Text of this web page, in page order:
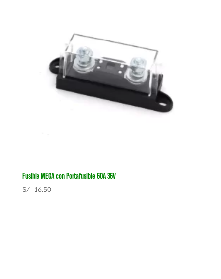
Fusible MEGA con Portafusible 60A 36V
S/16.50